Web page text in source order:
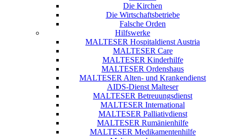
Die Kirchen
Die Wirtschaftsbetriebe
Falsche Orden
Hilfswerke
MALTESER Hospitaldienst Austria
MALTESER Care
MALTESER Kinderhilfe
MALTESER Ordenshaus
MALTESER Alten- und Krankendienst
AIDS-Dienst Malteser
MALTESER Betreuungsdienst
MALTESER International
MALTESER Palliativdienst
MALTESER Rumänienhilfe
MALTESER Medikamentenhilfe